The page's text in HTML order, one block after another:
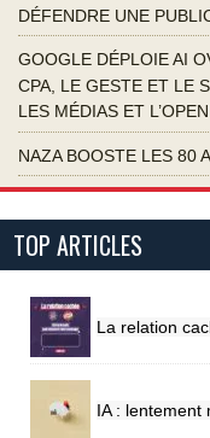
DÉFENDRE UNE
GOOGLE DÉPLOIE AI
CPA, LE GESTE ET LE
LES MÉDIAS ET
NAZA BOOSTE LES 80
TOP ARTICLES
La relation
IA : lentement